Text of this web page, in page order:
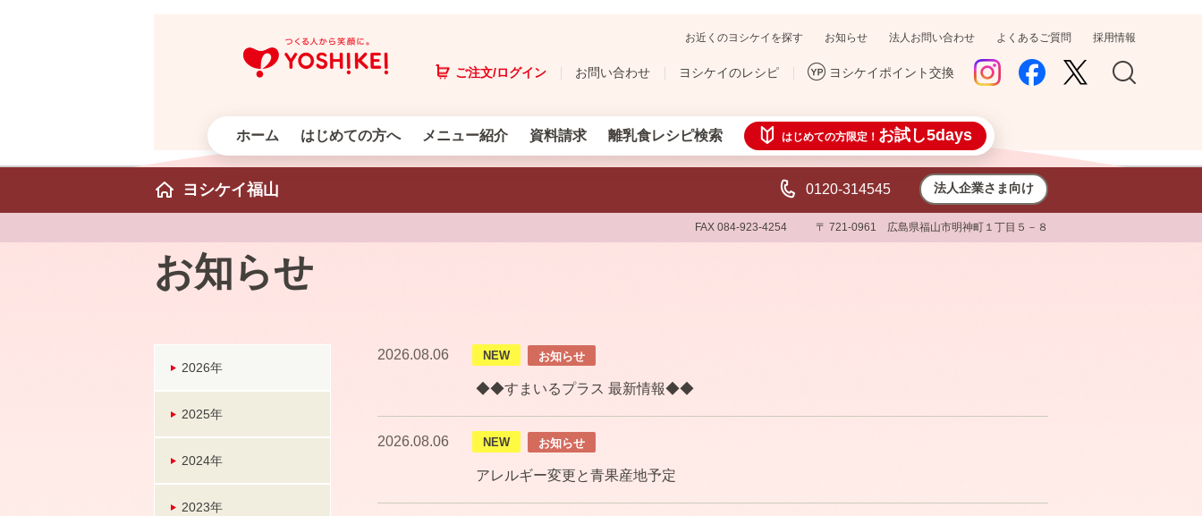
お近くのヨシケイを探す お知らせ 法人お問い合わせ よくあるご質問 採用情報
ご注文/ログイン お問い合わせ ヨシケイのレシピ ヨシケイポイント交換
ホーム はじめての方へ メニュー紹介 資料請求 離乳食レシピ検索 はじめての方限定！ お試し5days
ヨシケイ福山 法人企業さま向け
0120-314545
FAX 084-923-4254 〒 721-0961 広島県福山市明神町１丁目５－８
お知らせ
2026年
2025年
2024年
2023年
2026.08.06 NEW お知らせ
◆◆すまいるプラス 最新情報◆◆
2026.08.06 NEW お知らせ
アレルギー変更と青果産地予定